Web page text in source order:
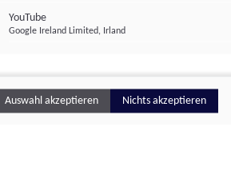
YouTube
Google Ireland Limited, Irland
Auswahl akzeptieren Nichts akzeptieren